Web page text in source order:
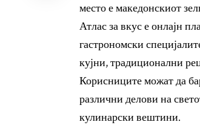
место е македонскиот
Атлас за вкус е онлајн
гастрономски
кујни, традиционални
Корисниците можат да
различни делови на
кулинарски вештини.